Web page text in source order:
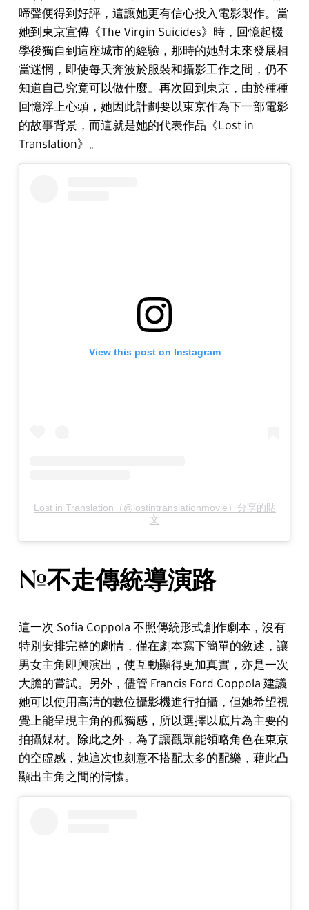
啼聲便得到好評，這讓她更有信心投入電影製作。當
她到東京宣傳《The Virgin Suicides》時，回憶起輟
學後獨自到這座城市的經驗，那時的她對未來發展相
當迷惘，即使每天奔波於服裝和攝影工作之間，仍不
知道自己究竟可以做什麼。再次回到東京，由於種種
回憶浮上心頭，她因此計劃要以東京作為下一部電影
的故事背景，而這就是她的代表作品《Lost in
Translation》。
View this post on Instagram
Lost in Translation（@lostintranslationmovie）分享的貼
文
#不走傳統導演路
這一次 Sofia Coppola 不照傳統形式創作劇本，沒有
特別安排完整的劇情，僅在劇本寫下簡單的敘述，讓
男女主角即興演出，使互動顯得更加真實，亦是一次
大膽的嘗試。另外，儘管 Francis Ford Coppola 建議
她可以使用高清的數位攝影機進行拍攝，但她希望視
覺上能呈現主角的孤獨感，所以選擇以底片為主要的
拍攝媒材。除此之外，為了讓觀眾能領略角色在東京
的空虛感，她這次也刻意不搭配太多的配樂，藉此凸
顯出主角之間的情愫。